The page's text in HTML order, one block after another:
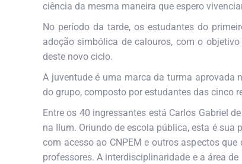
ciência da mesma maneira que espero
No período da tarde, os estudantes do
adoção simbólica de calouros, com o
deste novo ciclo.
A juventude é uma marca da turma aprovada
do grupo, composto por estudantes das cinco
Entre os 40 ingressantes está Carlos Gabriel
na Ilum. Oriundo de escola pública, esta é sua
com acesso ao CNPEM e outros aspectos
professores. A interdisciplinaridade e a área